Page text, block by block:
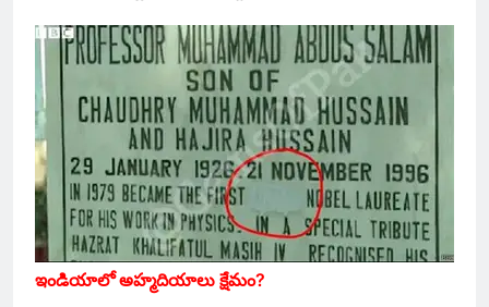
ఇండియాలో అహ్మదియాలు క్షేమం?